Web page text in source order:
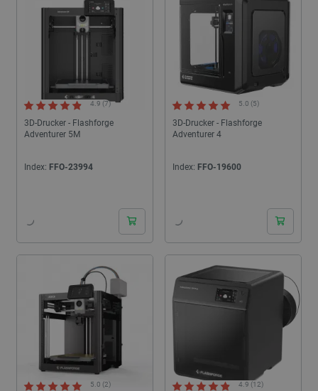
3D-Drucker - Flashforge
Adventurer 5M
4.9 (7)
Index: FFO-23994
3D-Drucker - Flashforge
Adventurer 4
5.0 (5)
Index: FFO-19600
5.0 (2) 4.9 (12)